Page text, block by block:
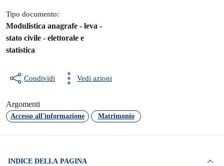
Tipo documento:
Modulistica anagrafe - leva -
stato civile - elettorale e
statistica
Condividi Vedi azioni
Argomenti
Accesso all'informazione Matrimonio
INDICE DELLA PAGINA